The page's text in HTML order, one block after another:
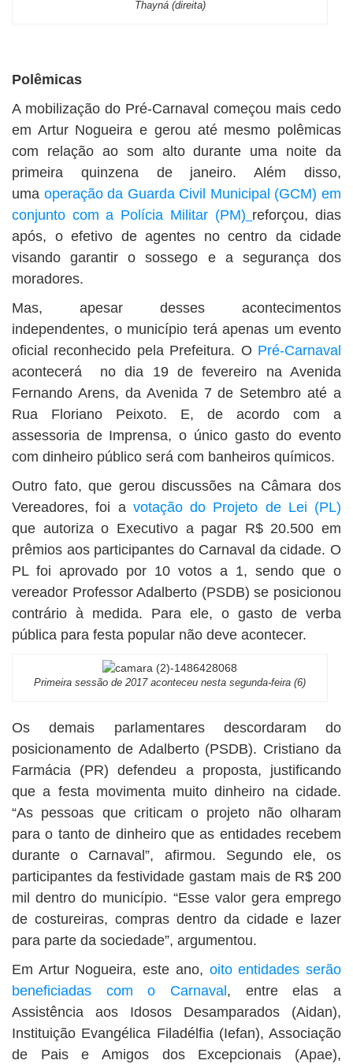
Thayná (direita)
Polêmicas
A mobilização do Pré-Carnaval começou mais cedo
em Artur Nogueira e gerou até mesmo polêmicas
com relação ao som alto durante uma noite da
primeira quinzena de janeiro. Além disso,
uma operação da Guarda Civil Municipal (GCM) em
conjunto com a Polícia Militar (PM) reforçou, dias
após, o efetivo de agentes no centro da cidade
visando garantir o sossego e a segurança dos
moradores.
Mas, apesar desses acontecimentos
independentes, o município terá apenas um evento
oficial reconhecido pela Prefeitura. O Pré-Carnaval
acontecerá no dia 19 de fevereiro na Avenida
Fernando Arens, da Avenida 7 de Setembro até a
Rua Floriano Peixoto. E, de acordo com a
assessoria de Imprensa, o único gasto do evento
com dinheiro público será com banheiros químicos.
Outro fato, que gerou discussões na Câmara dos
Vereadores, foi a votação do Projeto de Lei (PL)
que autoriza o Executivo a pagar R$ 20.500 em
prêmios aos participantes do Carnaval da cidade. O
PL foi aprovado por 10 votos a 1, sendo que o
vereador Professor Adalberto (PSDB) se posicionou
contrário à medida. Para ele, o gasto de verba
pública para festa popular não deve acontecer.
Primeira sessão de 2017 aconteceu nesta segunda-feira (6)
Os demais parlamentares descordaram do
posicionamento de Adalberto (PSDB). Cristiano da
Farmácia (PR) defendeu a proposta, justificando
que a festa movimenta muito dinheiro na cidade.
“As pessoas que criticam o projeto não olharam
para o tanto de dinheiro que as entidades recebem
durante o Carnaval”, afirmou. Segundo ele, os
participantes da festividade gastam mais de R$ 200
mil dentro do município. “Esse valor gera emprego
de costureiras, compras dentro da cidade e lazer
para parte da sociedade”, argumentou.
Em Artur Nogueira, este ano, oito entidades serão
beneficiadas com o Carnaval, entre elas a
Assistência aos Idosos Desamparados (Aidan),
Instituição Evangélica Filadélfia (Iefan), Associação
de Pais e Amigos dos Excepcionais (Apae),